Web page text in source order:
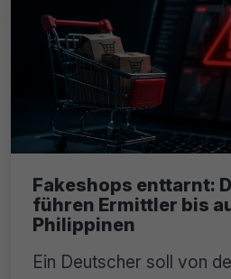
Fakeshops enttarnt:
führen Ermittler bis
Philippinen
Ein Deutscher soll von